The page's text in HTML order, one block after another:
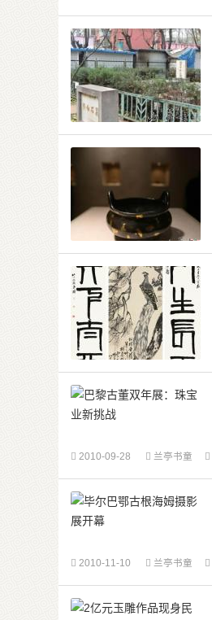
2010-09-28 兰亭书童
2010-11-10 兰亭书童